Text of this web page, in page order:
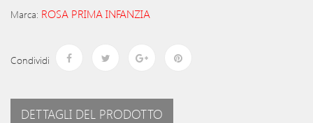
Marca: ROSA PRIMA INFANZIA
Condividi
DETTAGLI DEL PRODOTTO